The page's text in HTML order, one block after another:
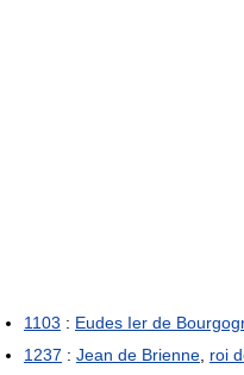
1103 : Eudes Ier de
1237 : Jean de Brienne roi